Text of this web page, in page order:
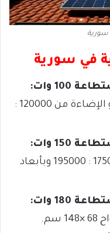
سورية
في سورية
وات:
لشحن الموبايل والبطارية او الإضاءة من 120000 :
وات:
لاستخدامات المنزل من 175000 : 195000 وبأبعاد
وات: